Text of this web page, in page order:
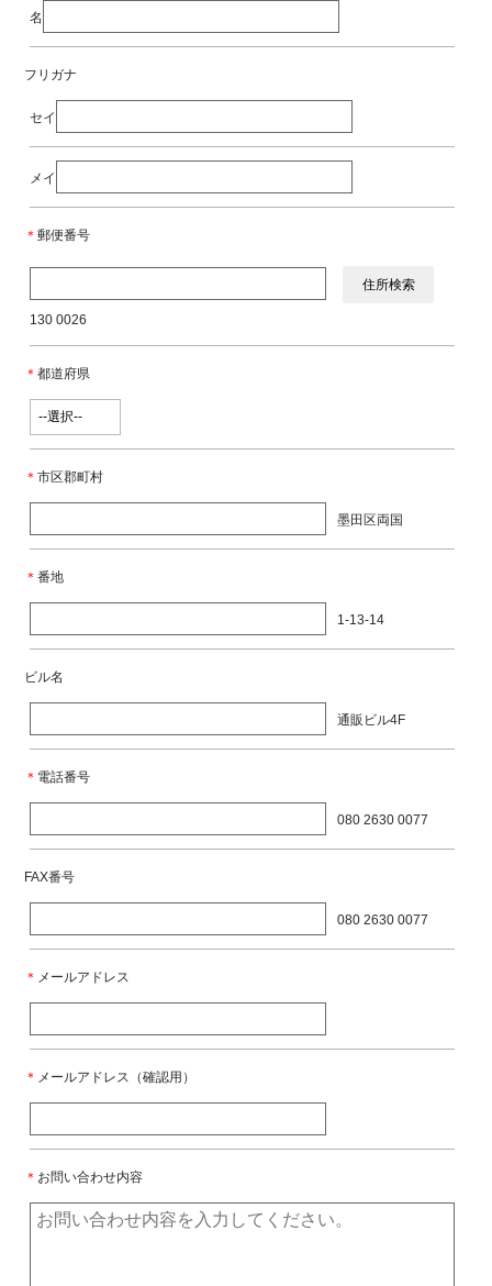
名
フリガナ
セイ
メイ
＊郵便番号
130 0026
＊都道府県
＊市区郡町村
墨田区両国
＊番地
1-13-14
ビル名
通販ビル4F
＊ 電話番号
080 2630 0077
FAX番号
080 2630 0077
＊ メールアドレス
＊ メールアドレス（確認用）
＊ お問い合わせ内容